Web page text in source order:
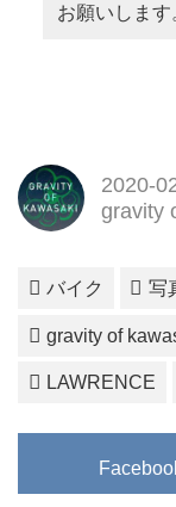
お願いします
2020-
gravity
バイク 写
gravity of
LAWRENCE